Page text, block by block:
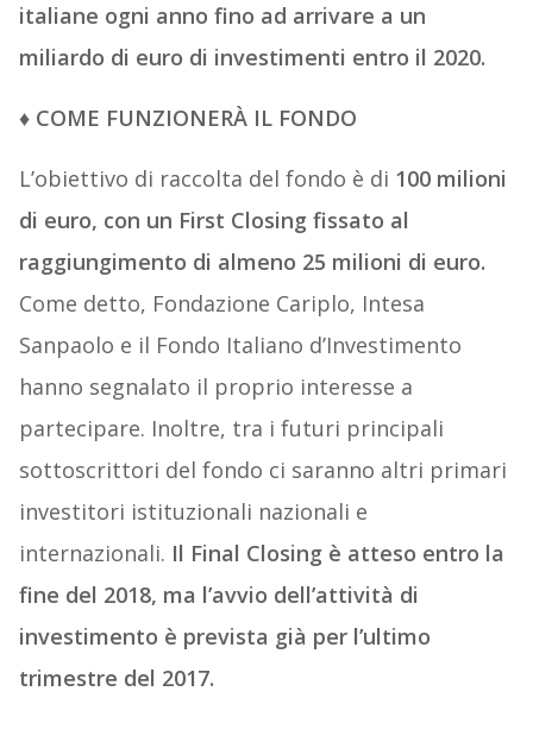
italiane ogni anno fino ad arrivare a un
miliardo di euro di investimenti entro il 2020.
♦ COME FUNZIONERÀ IL FONDO
L’obiettivo di raccolta del fondo è di 100 milioni
di euro, con un First Closing fissato al
raggiungimento di almeno 25 milioni di euro.
Come detto, Fondazione Cariplo, Intesa
Sanpaolo e il Fondo Italiano d’Investimento
hanno segnalato il proprio interesse a
partecipare. Inoltre, tra i futuri principali
sottoscrittori del fondo ci saranno altri primari
investitori istituzionali nazionali e
internazionali. Il Final Closing è atteso entro la
fine del 2018, ma l’avvio dell’attività di
investimento è prevista già per l’ultimo
trimestre del 2017.